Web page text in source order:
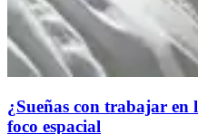
¿Sueñas con trabajar
foco espacial